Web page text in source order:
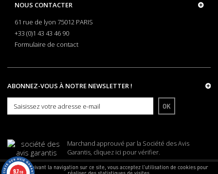
En poursuivant la navigation sur ce site, vous acceptez l'utilisation de cookies pour
NOUS CONTACTER
61 rue de lyon 75012 PARIS
+33 (0)1 43 43 46 90
Formulaire de contact
ABONNEZ-VOUS À NOTRE NEWSLETTER !
OK
Marchand approuvé par la Société des Avis
Garantis, cliquez ici pour vérifier.
9.7/10